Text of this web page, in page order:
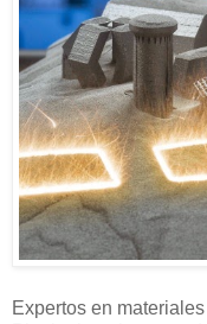
Expertos en